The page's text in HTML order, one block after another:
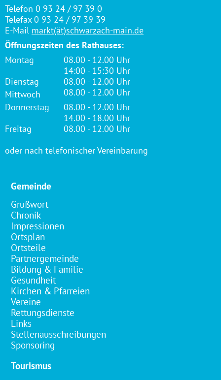
Telefon 0 93 24 / 97 39 0
Telefax 0 93 24 / 97 39 39
E-Mail markt(ät)schwarzach-main.de
Öffnungszeiten des Rathauses:
Montag
08.00 - 12.00 Uhr
14:00 - 15:30 Uhr
Dienstag
08.00 - 12.00 Uhr
Mittwoch
08.00 - 12.00 Uhr
Donnerstag
08.00 - 12.00 Uhr
14.00 - 18.00 Uhr
Freitag
08.00 - 12.00 Uhr
oder nach telefonischer Vereinbarung
Gemeinde
Grußwort
Chronik
Impressionen
Ortsplan
Ortsteile
Partnergemeinde
Bildung & Familie
Gesundheit
Kirchen & Pfarreien
Vereine
Rettungsdienste
Links
Stellenausschreibungen
Sponsoring
Tourismus